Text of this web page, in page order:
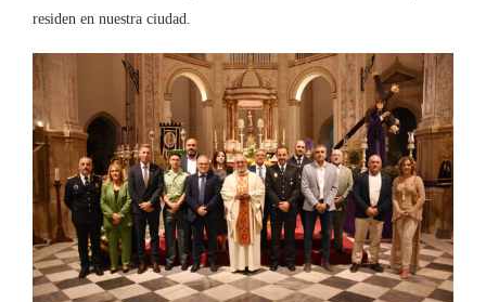
residen en nuestra ciudad.